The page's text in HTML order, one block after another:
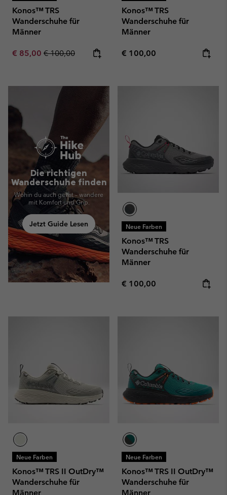
Konos™ TRS
Wanderschuhe für
Männer
Sale price:
€ 85,00 Regular price:
€ 100,00
Konos™ TRS
Wanderschuhe für
Männer
Regular price:
€ 100,00
Die richtigen
Wanderschuhe finden
Wohin du auch gehst – wandere
mit Komfort und Grip.
Jetzt Guide Lesen Neue Farben
Konos™ TRS
Wanderschuhe für
Männer
Regular price:
€ 100,00
Neue Farben
Konos™ TRS II OutDry™
Wanderschuhe für
Männer
Neue Farben
Konos™ TRS II OutDry™
Wanderschuhe für
Männer